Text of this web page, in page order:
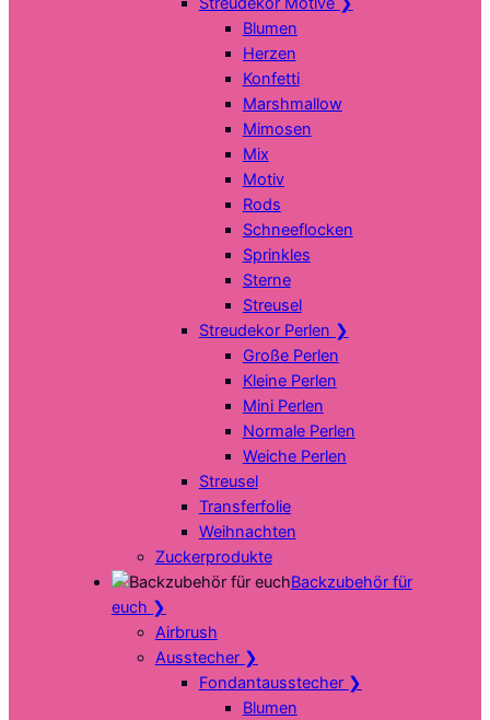
Blumen
Herzen
Konfetti
Marshmallow
Mimosen
Mix
Motiv
Rods
Schneeflocken
Sprinkles
Sterne
Streusel
Streudekor Perlen ❯
Große Perlen
Kleine Perlen
Mini Perlen
Normale Perlen
Weiche Perlen
Streusel
Transferfolie
Weihnachten
Zuckerprodukte
Backzubehör für
euch ❯
Airbrush
Ausstecher ❯
Fondantausstecher ❯
Blumen